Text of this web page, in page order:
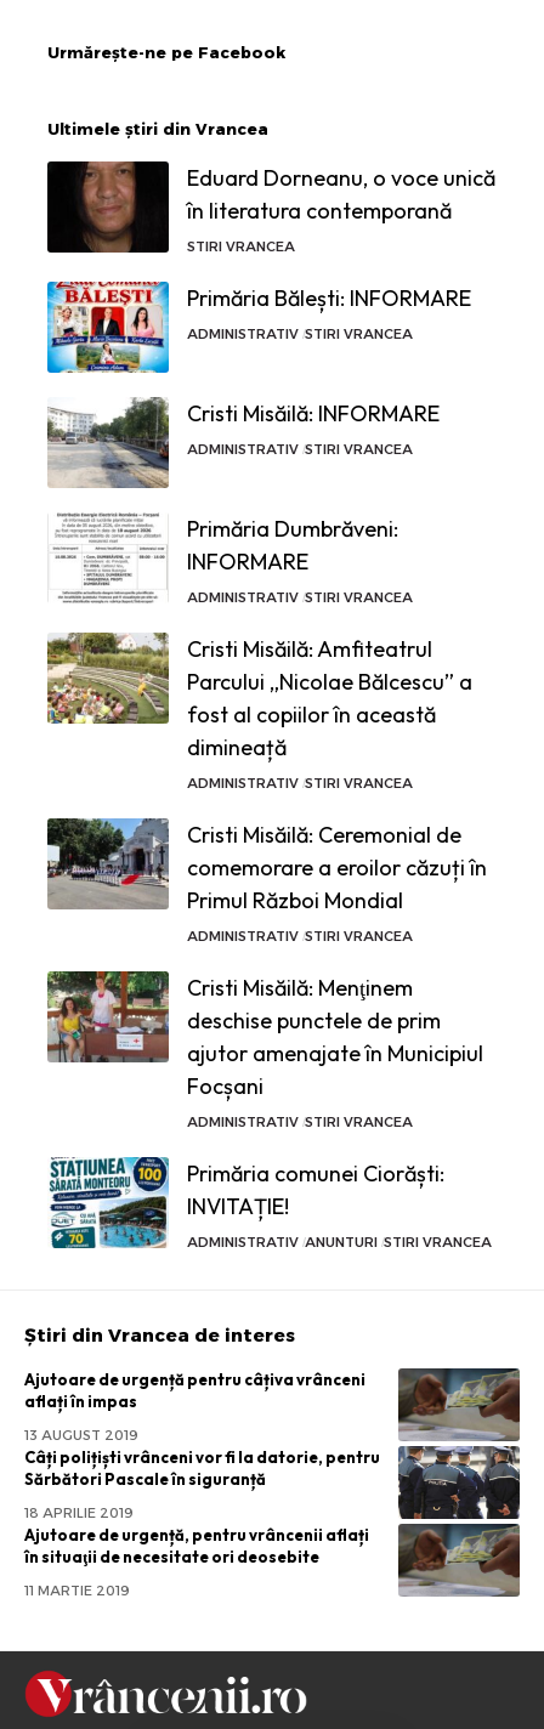
Urmărește-ne pe Facebook
Ultimele știri din Vrancea
Eduard Dorneanu, o voce unică
în literatura contemporană
STIRI VRANCEA
Primăria Bălești: INFORMARE
ADMINISTRATIV STIRI VRANCEA
Cristi Misăilă: INFORMARE
ADMINISTRATIV STIRI VRANCEA
Primăria Dumbrăveni:
INFORMARE
ADMINISTRATIV STIRI VRANCEA
Cristi Misăilă: Amfiteatrul
Parcului „Nicolae Bălcescu” a
fost al copiilor în această
dimineață
ADMINISTRATIV STIRI VRANCEA
Cristi Misăilă: Ceremonial de
comemorare a eroilor căzuți în
Primul Război Mondial
ADMINISTRATIV STIRI VRANCEA
Cristi Misăilă: Menţinem
deschise punctele de prim
ajutor amenajate în Municipiul
Focșani
ADMINISTRATIV STIRI VRANCEA
Primăria comunei Ciorăști:
INVITAȚIE!
ADMINISTRATIV ANUNTURI STIRI VRANCEA
Știri din Vrancea de interes
Ajutoare de urgență pentru câțiva vrânceni
aflați în impas
13 AUGUST 2019
Câți polițiști vrânceni vor fi la datorie, pentru
Sărbători Pascale în siguranță
18 APRILIE 2019
Ajutoare de urgență, pentru vrâncenii aflați
în situaţii de necesitate ori deosebite
11 MARTIE 2019